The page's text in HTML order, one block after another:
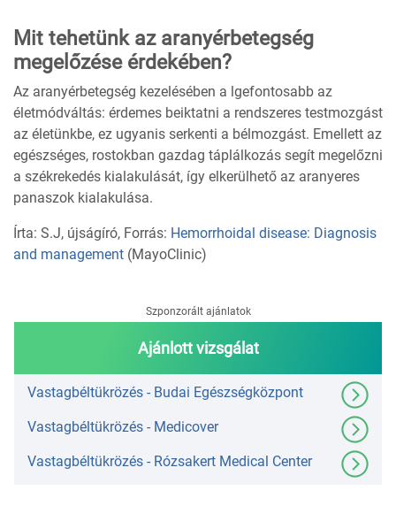
Mit tehetünk az aranyérbetegség
megelőzése érdekében?
Az aranyérbetegség kezelésében a lgefontosabb az
életmódváltás: érdemes beiktatni a rendszeres testmozgást
az életünkbe, ez ugyanis serkenti a bélmozgást. Emellett az
egészséges, rostokban gazdag táplálkozás segít megelőzni
a székrekedés kialakulását, így elkerülhető az aranyeres
panaszok kialakulása.
Írta: S.J, újságíró, Forrás: Hemorrhoidal disease: Diagnosis
and management (MayoClinic)
Ajánlott vizsgálat
Szponzorált ajánlatok
Vastagbéltükrözés - Budai Egészségközpont
Vastagbéltükrözés - Medicover
Vastagbéltükrözés - Rózsakert Medical Center